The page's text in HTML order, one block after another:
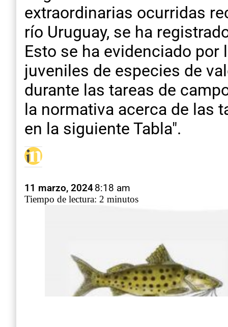
extraordinarias ocurridas
río Uruguay, se ha
Esto se ha evidenciado
juveniles de especies de
durante las tareas de
la normativa acerca de las
en la siguiente Tabla".
11 marzo, 20248:18 am
Tiempo de lectura: 2 minutos